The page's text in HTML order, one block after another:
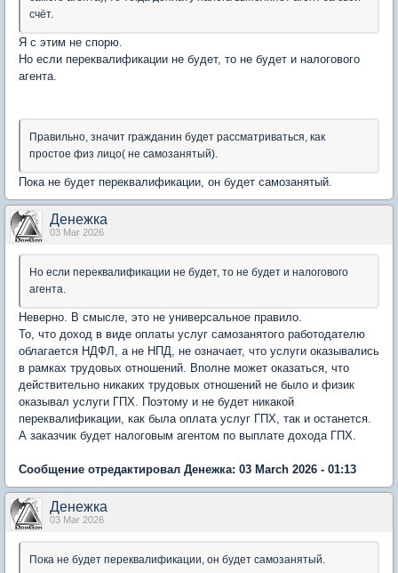
счёт.
Я с этим не спорю.
Но если переквалификации не будет, то не будет и налогового
агента.
Правильно, значит гражданин будет рассматриваться, как
простое физ лицо( не самозанятый).
Пока не будет переквалификации, он будет самозанятый.
Денежка
03 Mar 2026
Но если переквалификации не будет, то не будет и налогового
агента.
Неверно. В смысле, это не универсальное правило.
То, что доход в виде оплаты услуг самозанятого работодателю
облагается НДФЛ, а не НПД, не означает, что услуги оказывались
в рамках трудовых отношений. Вполне может оказаться, что
действительно никаких трудовых отношений не было и физик
оказывал услуги ГПХ. Поэтому и не будет никакой
переквалификации, как была оплата услуг ГПХ, так и останется.
А заказчик будет налоговым агентом по выплате дохода ГПХ.
Сообщение отредактировал Денежка: 03 March 2026 - 01:13
Денежка
03 Mar 2026
Пока не будет переквалификации, он будет самозанятый.